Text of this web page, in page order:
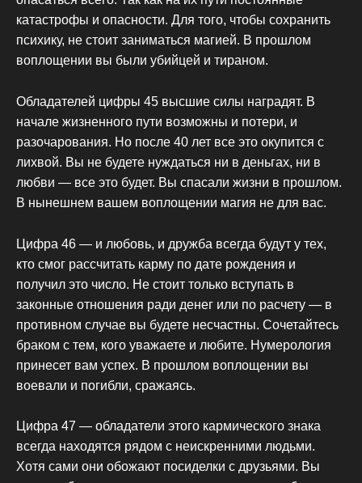
катастрофы и опасности. Для того, чтобы сохранить
психику, не стоит заниматься магией. В прошлом
воплощении вы были убийцей и тираном.
Обладателей цифры 45 высшие силы наградят. В
начале жизненного пути возможны и потери, и
разочарования. Но после 40 лет все это окупится с
лихвой. Вы не будете нуждаться ни в деньгах, ни в
любви — все это будет. Вы спасали жизни в прошлом.
В нынешнем вашем воплощении магия не для вас.
Цифра 46 — и любовь, и дружба всегда будут у тех,
кто смог рассчитать карму по дате рождения и
получил это число. Не стоит только вступать в
законные отношения ради денег или по расчету — в
противном случае вы будете несчастны. Сочетайтесь
браком с тем, кого уважаете и любите. Нумерология
принесет вам успех. В прошлом воплощении вы
воевали и погибли, сражаясь.
Цифра 47 — обладатели этого кармического знака
всегда находятся рядом с неискренними людьми.
Хотя сами они обожают посиделки с друзьями. Вы